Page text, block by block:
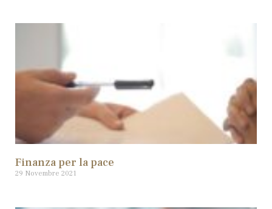
Finanza per la pace
29 Novembre 2021